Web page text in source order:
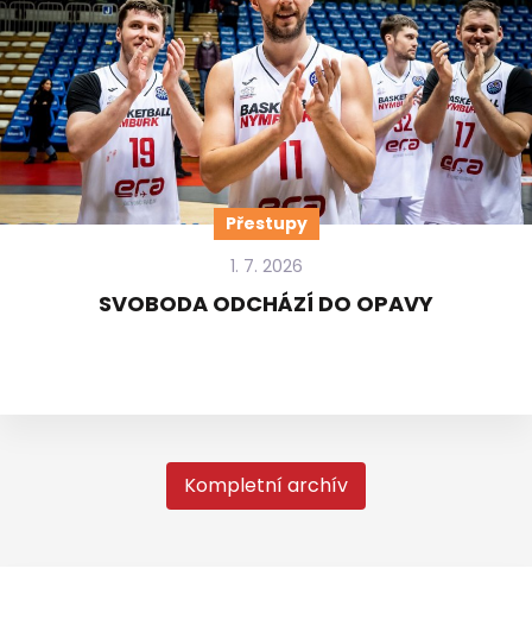
Přestupy
1. 7. 2026
SVOBODA ODCHÁZÍ DO OPAVY
Kompletní archív